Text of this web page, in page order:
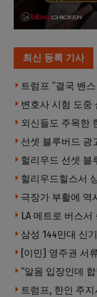
최신 등록 기사
“알몸 입장인데